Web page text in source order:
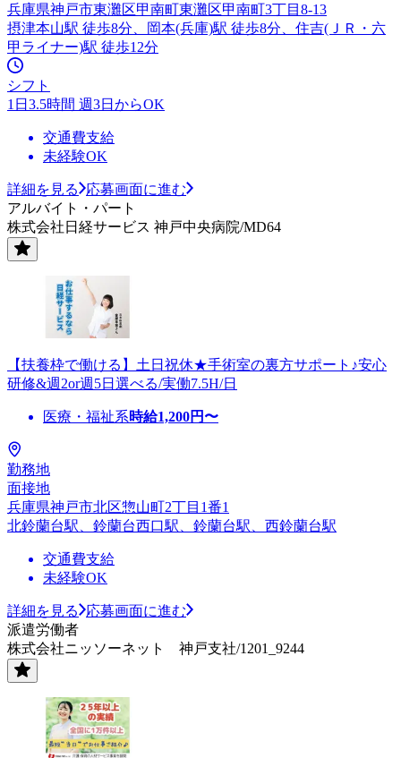
兵庫県神戸市東灘区甲南町東灘区甲南町3丁目8-13
摂津本山駅 徒歩8分、岡本(兵庫)駅 徒歩8分、住吉(ＪＲ・六
甲ライナー)駅 徒歩12分
シフト
1日3.5時間 週3日からOK
交通費支給
未経験OK
詳細を見る
応募画面に進む
アルバイト・パート
株式会社日経サービス 神戸中央病院/MD64
【扶養枠で働ける】土日祝休★手術室の裏方サポート♪安心
研修&週2or週5日選べる/実働7.5H/日
医療・福祉系時給1,200円〜
勤務地
面接地
兵庫県神戸市北区惣山町2丁目1番1
北鈴蘭台駅、鈴蘭台西口駅、鈴蘭台駅、西鈴蘭台駅
交通費支給
未経験OK
詳細を見る
応募画面に進む
派遣労働者
株式会社ニッソーネット 神戸支社/1201_9244